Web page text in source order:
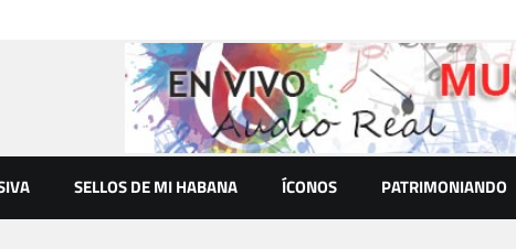
SELLOS DE MI HABANA ÍCONOS PATRIMONIANDO